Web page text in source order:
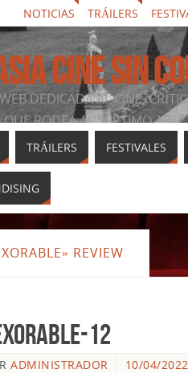
NOTICIAS TRÁILERS
CINE SIN
DEDICADA AL CINE,
RODEA AL SÉPTIMO ARTE
TRÁILERS FESTIVALES
REVIEW
12
ADMINISTRADOR 10/04/2022